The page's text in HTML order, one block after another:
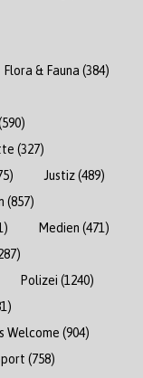
Flora & Fauna (384)
(327)
Justiz(489)
(857)
Medien (471)
Polizei (1240)
Welcome (904)
(758)